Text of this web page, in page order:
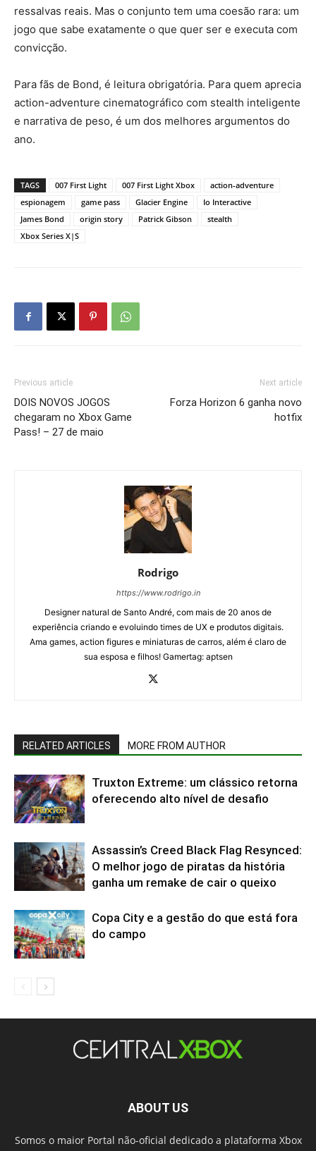
ressalvas reais. Mas o conjunto tem uma coesão rara: um
jogo que sabe exatamente o que quer ser e executa com
convicção.
Para fãs de Bond, é leitura obrigatória. Para quem aprecia
action-adventure cinematográfico com stealth inteligente
e narrativa de peso, é um dos melhores argumentos do
ano.
TAGS 007 First Light 007 First Light Xbox
action-adventure
espionagem
game pass Glacier Engine
Io Interactive
James Bond
origin story Patrick Gibson
stealth
Xbox Series X|S
Previous article
DOIS NOVOS JOGOS
chegaram no Xbox Game
Pass! – 27 de maio
Next article
Forza Horizon 6 ganha novo
hotfix
Rodrigo
https://www.rodrigo.in
Designer natural de Santo André, com mais de 20 anos de
experiência criando e evoluindo times de UX e produtos digitais.
Ama games, action figures e miniaturas de carros, além é claro de
sua esposa e filhos! Gamertag: aptsen
RELATED ARTICLES MORE FROM AUTHOR
Truxton Extreme: um clássico retorna
oferecendo alto nível de desafio
Assassin’s Creed Black Flag Resynced:
O melhor jogo de piratas da história
ganha um remake de cair o queixo
Copa City e a gestão do que está fora
do campo
ABOUT US
Somos o maior Portal não-oficial dedicado a plataforma Xbox